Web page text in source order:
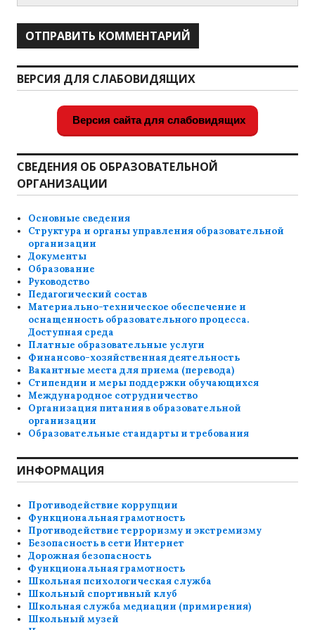
ВЕРСИЯ ДЛЯ СЛАБОВИДЯЩИХ
Версия сайта для слабовидящих
СВЕДЕНИЯ ОБ ОБРАЗОВАТЕЛЬНОЙ
ОРГАНИЗАЦИИ
Основные сведения
Структура и органы управления образовательной
организации
Документы
Образование
Руководство
Педагогический состав
Материально-техническое обеспечение и
оснащенность образовательного процесса.
Доступная среда
Платные образовательные услуги
Финансово-хозяйственная деятельность
Вакантные места для приема (перевода)
Стипендии и меры поддержки обучающихся
Международное сотрудничество
Организация питания в образовательной
организации
Образовательные стандарты и требования
ИНФОРМАЦИЯ
Противодействие коррупции
Функциональная грамотность
Противодействие терроризму и экстремизму
Безопасность в сети Интернет
Дорожная безопасность
Функциональная грамотность
Школьная психологическая служба
Школьный спортивный клуб
Школьная служба медиации (примирения)
Школьный музей